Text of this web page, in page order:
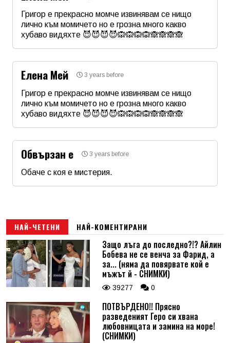
Григор е прекрасно момче извинявам се нищо
лично към момичето но е грозна много какво
хубаво видяхте 😈😈😈😈🙉🙉🙉🙉🙈🙈🙈🙈
Елена Мей 3 years before
Григор е прекрасно момче извинявам се нищо
лично към момичето но е грозна много какво
хубаво видяхте 😈😈😈😈🙉🙉🙉🙉🙈🙈🙈🙈
Обвързан е 3 years before
Обаче с коя е мистерия.
Email
Коментар*
НАЙ-ЧЕТЕНИ НАЙ-КОМЕНТИРАНИ
Защо лъга до последно?!? Айлин
Бобева не се венча за Фарид, а
за... (няма да повярвате кой е
мъжът й - СНИМКИ)
39277 0
ПОТВЪРДЕНО!! Прясно
разведеният Геро си хвана
любовницата и замина на море!
(СНИМКИ)